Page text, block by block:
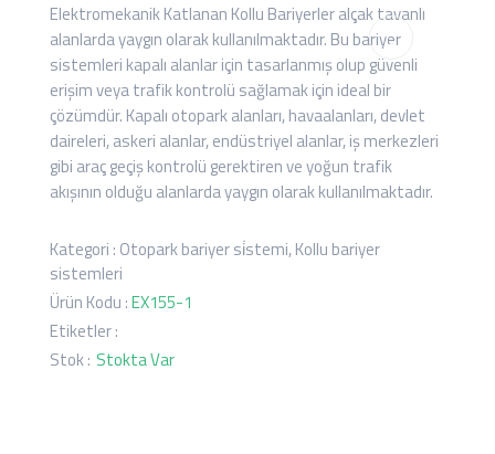
Elektromekanik Katlanan Kollu Bariyerler alçak tavanlı
alanlarda yaygın olarak kullanılmaktadır. Bu bariyer
sistemleri kapalı alanlar için tasarlanmış olup güvenli
erişim veya trafik kontrolü sağlamak için ideal bir
çözümdür. Kapalı otopark alanları, havaalanları, devlet
daireleri, askeri alanlar, endüstriyel alanlar, iş merkezleri
gibi araç geçiş kontrolü gerektiren ve yoğun trafik
akışının olduğu alanlarda yaygın olarak kullanılmaktadır.
Kategori : Otopark bariyer si̇stemi,Kollu bariyer
sistemleri
Ürün Kodu :EX155-1
Etiketler :
Stok : Stokta Var